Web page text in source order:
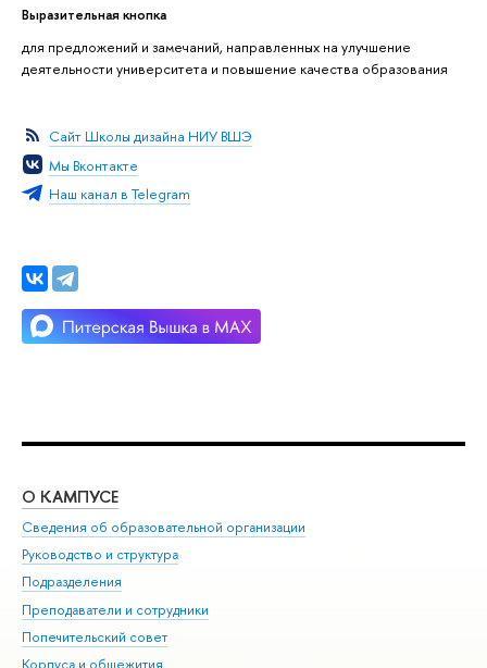
Выразительная кнопка
для предложений и замечаний, направленных на улучшение
деятельности университета и повышение качества образования
Сайт Школы дизайна НИУ ВШЭ
Мы Вконтакте
Наш канал в Telegram
О КАМПУСЕ
Сведения об образовательной организации
Руководство и структура
Подразделения
Преподаватели и сотрудники
Попечительский совет